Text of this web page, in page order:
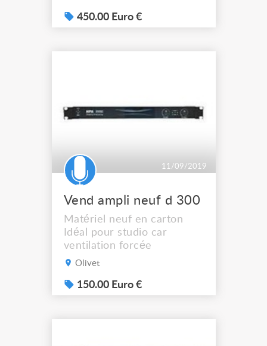
450.00 Euro €
11/09/2019
Vend ampli neuf d 300
Matériel neuf en carton
Idéal pour studio car
ventilation forcée
Olivet
150.00 Euro €